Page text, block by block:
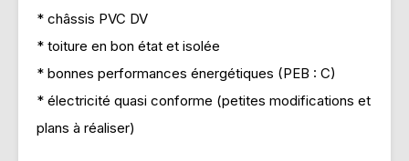
* châssis PVC DV
* toiture en bon état et isolée
* bonnes performances énergétiques (PEB : C)
* électricité quasi conforme (petites modifications et
plans à réaliser)